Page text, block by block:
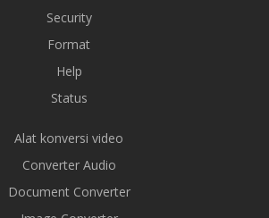
Security
Format
Help
Status
Alat konversi video
Converter Audio
Document Converter